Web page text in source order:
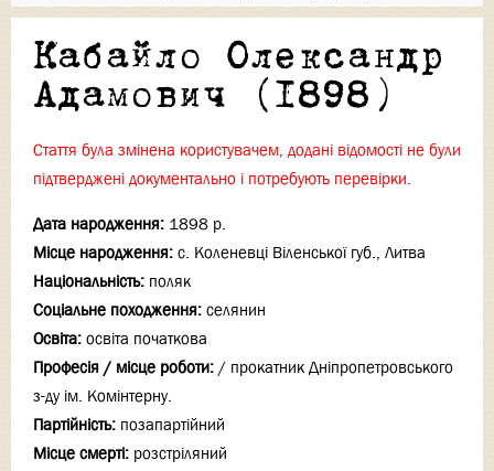
Кабайло Олександр
Адамович (1898)
Стаття була змінена користувачем, додані відомості не були
підтверджені документально і потребують перевірки.
Дата народження: 1898 р.
Місце народження: с. Коленевці Віленської губ., Литва
Національність: поляк
Соціальне походження: селянин
Освіта: освіта початкова
Професія / місце роботи: / прокатник Дніпропетровського
з-ду ім. Комінтерну.
Партійність: позапартійний
Місце смерті: розстріляний